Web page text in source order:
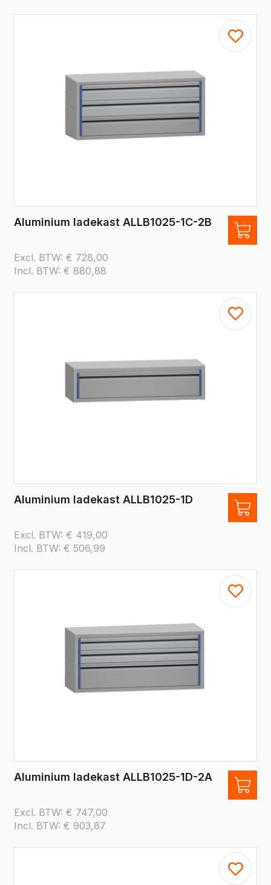
Aluminium ladekast ALLB1025-1C-2B
Excl. BTW: € 728,00
Incl. BTW: € 880,88
Aluminium ladekast ALLB1025-1D
Excl. BTW: € 419,00
Incl. BTW: € 506,99
Aluminium ladekast ALLB1025-1D-2A
Excl. BTW: € 747,00
Incl. BTW: € 903,87